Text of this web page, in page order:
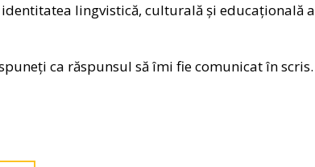
lingvistică, culturală și educațională a
ca răspunsul să îmi fie comunicat în scris.